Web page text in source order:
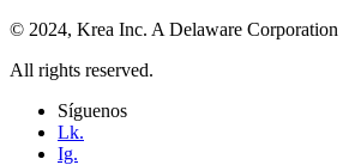
© 2024, Krea Inc. A Delaware Corporation
All rights reserved.
Síguenos
Lk.
Ig.